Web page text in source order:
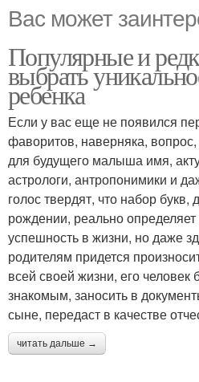
Вас может
Популярные и
выбрать
ребенка
Если у вас еще не появился
фаворитов, наверняка,
для будущего малыша имя,
астрологи, антропонимики и
голос твердят, что набор
рождении, реально определяет
успешность в жизни, но даже
родителям придется
всей своей жизни, его человек
знакомым, заносить в
сыне, передаст в качестве
читать дальше →